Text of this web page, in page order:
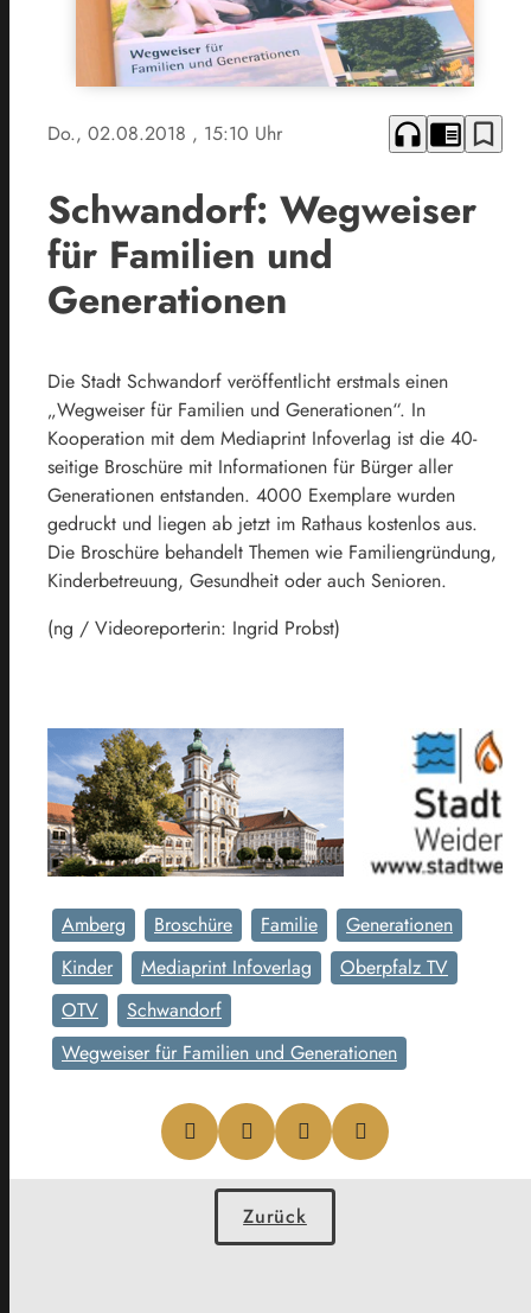
Do., 02.08.2018 , 15:10 Uhr headphones chrome_reader_mode bookmark_border
Schwandorf: Wegweiser
für Familien und
Generationen
Die Stadt Schwandorf veröffentlicht erstmals einen
„Wegweiser für Familien und Generationen“. In
Kooperation mit dem Mediaprint Infoverlag ist die 40-
seitige Broschüre mit Informationen für Bürger aller
Generationen entstanden. 4000 Exemplare wurden
gedruckt und liegen ab jetzt im Rathaus kostenlos aus.
Die Broschüre behandelt Themen wie Familiengründung,
Kinderbetreuung, Gesundheit oder auch Senioren.
(ng / Videoreporterin: Ingrid Probst)
Amberg Broschüre Familie
Generationen
Kinder
Mediaprint Infoverlag
Oberpfalz TV
OTV
Schwandorf
Wegweiser für Familien und Generationen
Zurück